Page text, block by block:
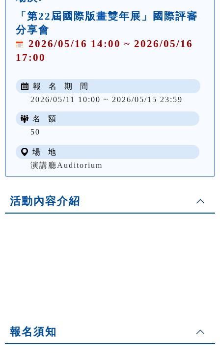
「第22屆國際版畫雙年展」國際評審
分享會
2026/05/16 14:00 ~ 2026/05/16
17:00
報 名 期 間
2026/05/11 10:00 ~ 2026/05/15 23:59
名 額
50
場 地
演講廳Auditorium
活動內容介紹
報名須知